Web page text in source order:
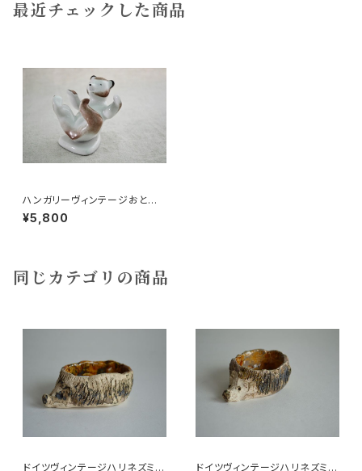
最近チェックした商品
ハンガリーヴィンテージおとぼ
けクマ
¥5,800
同じカテゴリの商品
ドイツヴィンテージハリネズミの ドイツヴィンテージハリネズミの